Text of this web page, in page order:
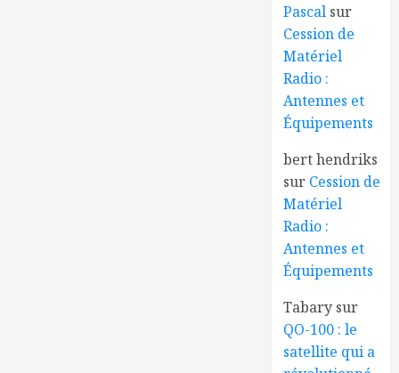
Pascal sur
Cession de
Matériel
Radio :
Antennes et
Équipements
bert hendriks
sur Cession de
Matériel
Radio :
Antennes et
Équipements
Tabary sur
QO-100 : le
satellite qui a